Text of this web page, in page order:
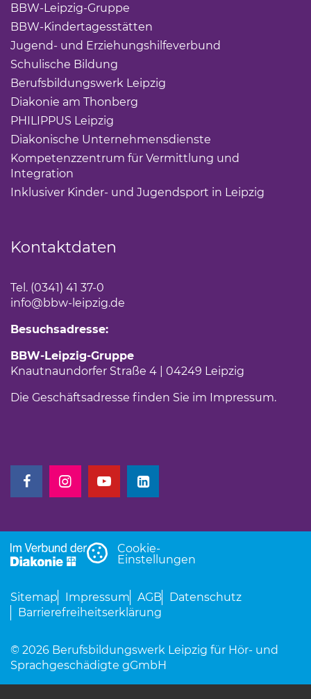
BBW-Leipzig-Gruppe
BBW-Kindertagesstätten
Jugend- und Erziehungshilfeverbund
Schulische Bildung
Berufsbildungswerk Leipzig
Diakonie am Thonberg
PHILIPPUS Leipzig
Diakonische Unternehmensdienste
Kompetenzzentrum für Vermittlung und
Integration
Inklusiver Kinder- und Jugendsport in Leipzig
Kontaktdaten
Tel. (0341) 41 37-0
info@bbw-leipzig.de
Besuchsadresse:
BBW-Leipzig-Gruppe
Knautnaundorfer Straße 4 | 04249 Leipzig
Die Geschäftsadresse finden Sie im Impressum.
(Link öffnet einen neuen Tab)
(Link öffnet einen neuen Tab)
(Link öffnet einen neuen Tab)
(Link öffnet einen neuen Tab)
Cookie-
Einstellungen
Sitemap Impressum AGB
Datenschutz
Barrierefreiheitserklärung
© 2026 Berufsbildungswerk Leipzig für Hör- und
Sprachgeschädigte gGmbH